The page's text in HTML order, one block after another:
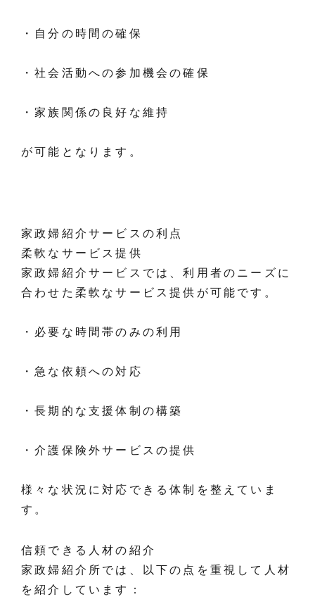
・自分の時間の確保
・社会活動への参加機会の確保
・家族関係の良好な維持
が可能となります。
家政婦紹介サービスの利点
柔軟なサービス提供
家政婦紹介サービスでは、利用者のニーズに
合わせた柔軟なサービス提供が可能です。
・必要な時間帯のみの利用
・急な依頼への対応
・長期的な支援体制の構築
・介護保険外サービスの提供
様々な状況に対応できる体制を整えていま
す。
信頼できる人材の紹介
家政婦紹介所では、以下の点を重視して人材
を紹介しています：